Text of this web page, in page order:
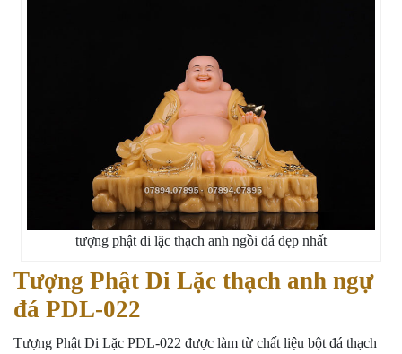
tượng phật di lặc thạch anh ngồi đá đẹp nhất
Tượng Phật Di Lặc thạch anh ngự
đá PDL-022
Tượng Phật Di Lặc PDL-022 được làm từ chất liệu bột đá thạch